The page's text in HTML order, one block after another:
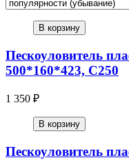
В корзину
Пескоуловитель
500*160*423, С250
1 350 ₽
В корзину
Пескоуловитель